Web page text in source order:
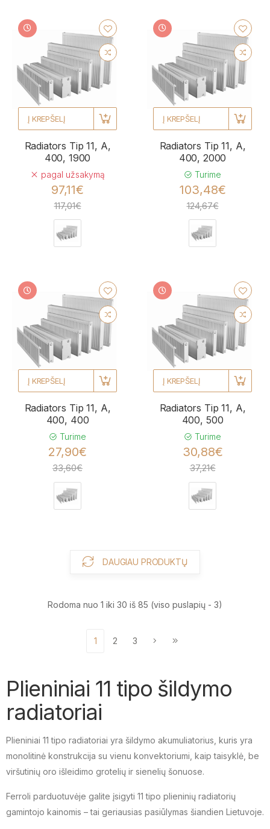
Į KREPŠELĮ
Radiators Tip 11, A,
400, 1900
pagal užsakymą
97,11€
117,01€
Į KREPŠELĮ
Radiators Tip 11, A,
400, 2000
Turime
103,48€
124,67€
Į KREPŠELĮ
Radiators Tip 11, A,
400, 400
Turime
27,90€
33,60€
Į KREPŠELĮ
Radiators Tip 11, A,
400, 500
Turime
30,88€
37,21€
DAUGIAU PRODUKTŲ
Rodoma nuo 1 iki 30 iš 85 (viso puslapių - 3)
1 2 3
Plieniniai 11 tipo šildymo
radiatoriai
Plieniniai 11 tipo radiatoriai yra šildymo akumuliatorius, kuris yra
monolitinė konstrukcija su vienu konvektoriumi, kaip taisyklė, be
viršutinių oro išleidimo grotelių ir sienelių šonuose.
Ferroli parduotuvėje galite įsigyti 11 tipo plieninių radiatorių
gamintojo kainomis – tai geriausias pasiūlymas šiandien Lietuvoje.